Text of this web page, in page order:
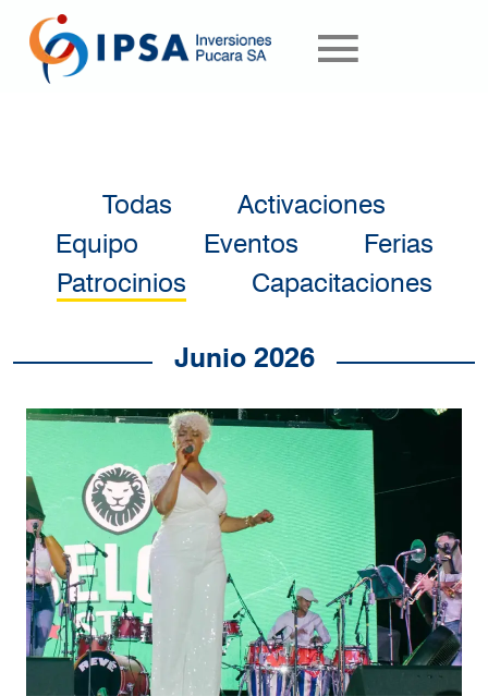
Pasar al contenido principal
Todas
Activaciones
Equipo
Eventos
Ferias
Patrocinios
Capacitaciones
Junio 2026